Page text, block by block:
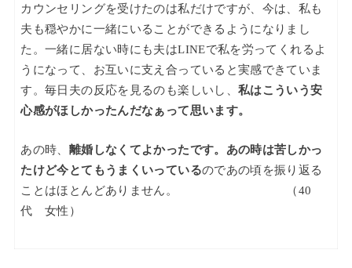
カウンセリングを受けたのは私だけですが、今は、私も
夫も穏やかに一緒にいることができるようになりまし
た。一緒に居ない時にも夫はLINEで私を労ってくれるよ
うになって、お互いに支え合っていると実感できていま
す。毎日夫の反応を見るのも楽しいし、 私はこういう安
心感がほしかったんだなぁって思います。
あの時、 離婚しなくてよかったです。あの時は苦しかっ
たけど今とてもうまくいっているのであの頃を振り返る
ことはほとんどありません。 （40
代 女性）